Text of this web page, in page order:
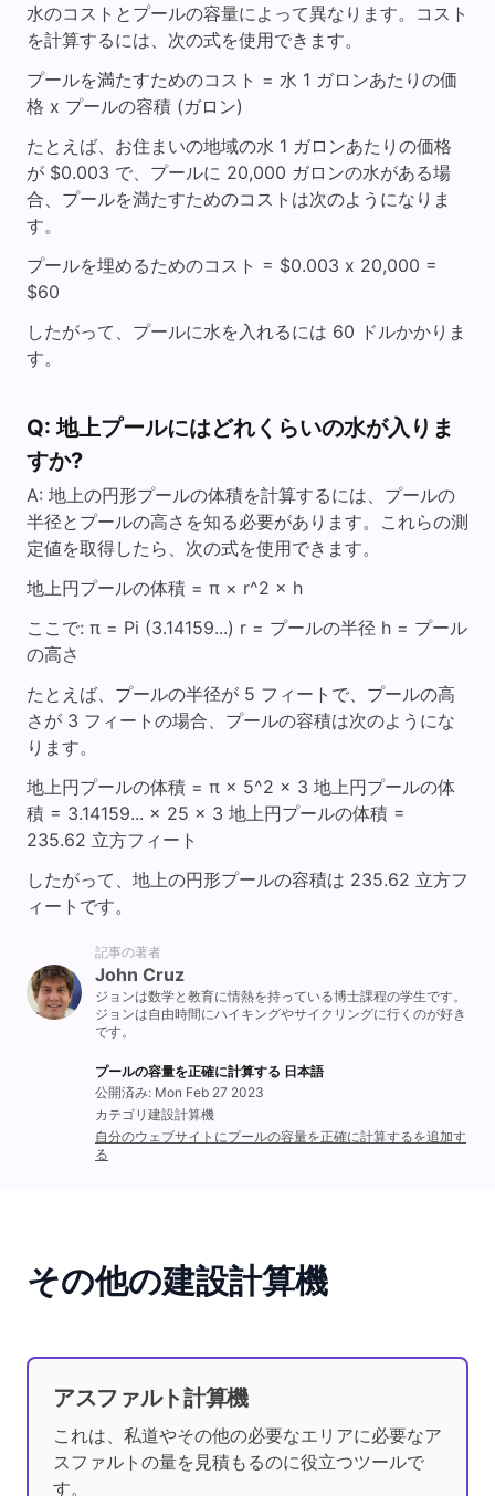
水のコストとプールの容量によって異なります。コスト
を計算するには、次の式を使用できます。
プールを満たすためのコスト = 水 1 ガロンあたりの価
格 x プールの容積 (ガロン)
たとえば、お住まいの地域の水 1 ガロンあたりの価格
が $0.003 で、プールに 20,000 ガロンの水がある場
合、プールを満たすためのコストは次のようになりま
す。
プールを埋めるためのコスト = $0.003 x 20,000 =
$60
したがって、プールに水を入れるには 60 ドルかかりま
す。
Q: 地上プールにはどれくらいの水が入りま
すか?
A: 地上の円形プールの体積を計算するには、プールの
半径とプールの高さを知る必要があります。これらの測
定値を取得したら、次の式を使用できます。
地上円プールの体積 = π × r^2 × h
ここで: π = Pi (3.14159...) r = プールの半径 h = プール
の高さ
たとえば、プールの半径が 5 フィートで、プールの高
さが 3 フィートの場合、プールの容積は次のようにな
ります。
地上円プールの体積 = π × 5^2 × 3 地上円プールの体
積 = 3.14159... × 25 × 3 地上円プールの体積 =
235.62 立方フィート
したがって、地上の円形プールの容積は 235.62 立方フ
ィートです。
記事の著者
John Cruz
ジョンは数学と教育に情熱を持っている博士課程の学生です。
ジョンは自由時間にハイキングやサイクリングに行くのが好き
です。
プールの容量を正確に計算する 日本語
公開済み: Mon Feb 27 2023
カテゴリ建設計算機
自分のウェブサイトにプールの容量を正確に計算するを追加す
る
その他の建設計算機
アスファルト計算機
これは、私道やその他の必要なエリアに必要なア
スファルトの量を見積もるのに役立つツールで
す。